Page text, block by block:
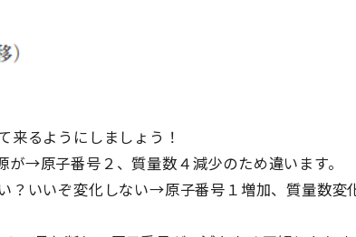
来るようにしましょう！
→原子番号２、質量数４減少のため違います。
？いいぞ変化しない→原子番号１増加、質量数変